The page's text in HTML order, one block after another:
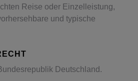
Reise oder Einzelleistung,
und typische
Deutschland.